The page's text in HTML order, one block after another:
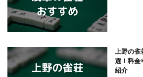
上野の
選！料金
紹介